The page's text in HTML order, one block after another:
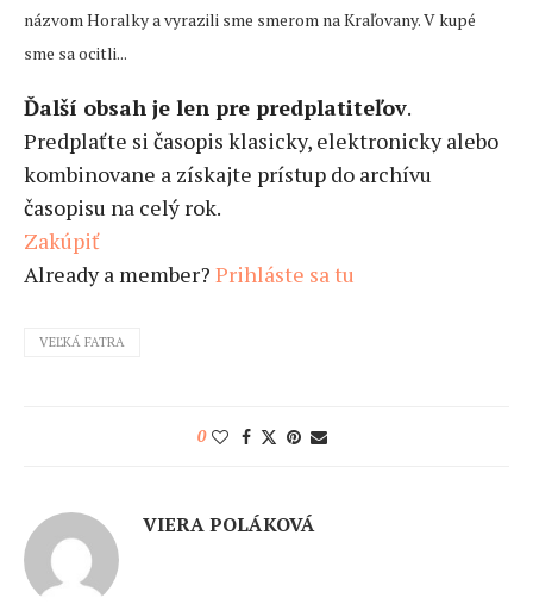
názvom Horalky a vyrazili sme smerom na Kraľovany. V kupé
sme sa ocitli...
Ďalší obsah je len pre predplatiteľov.
Predplaťte si časopis klasicky, elektronicky alebo
kombinovane a získajte prístup do archívu
časopisu na celý rok.
Zakúpiť
Already a member? Prihláste sa tu
VEĽKÁ FATRA
0
VIERA POLÁKOVÁ